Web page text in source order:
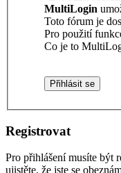
MultiLogin
Toto fórum je
Pro použití
Co je to
Registrovat
Pro přihlášení musíte být
ujistěte, že jste se